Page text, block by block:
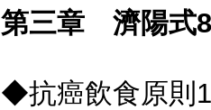
第三章 濟陽式8
◆抗癌飲食原則